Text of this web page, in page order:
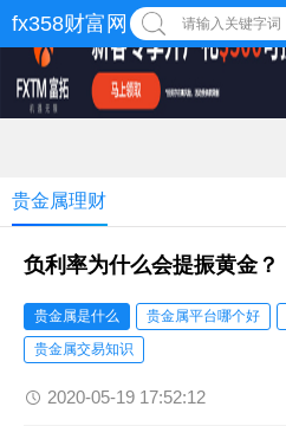
fx358财富网 请输入关键字词
贵金属理财
负利率为什么会提振黄金？
贵金属是什么 贵金属平台哪个好
贵金属交易知识
2020-05-19 17:52:12